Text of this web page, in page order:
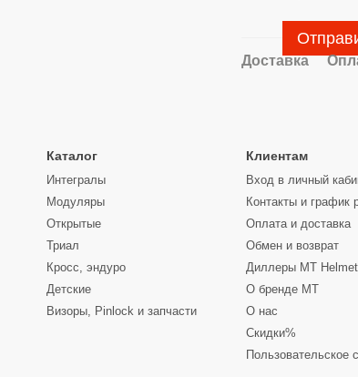
Доставка
Каталог
Интегралы
Модуляры
Открытые
Триал
Кросс, эндуро
Детские
Визоры, Pinlock и запчасти
Клиентам
Вход в личный
Контакты и график
Оплата и доставка
Обмен и возврат
Диллеры MT
О бренде MT
О нас
Скидки%
Пользовательское